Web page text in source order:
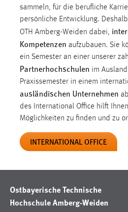
sammeln, für die berufliche
persönliche Entwicklung.
OTH Amberg-Weiden dabei,
Kompetenzen aufzubauen. Sie
ein Semester an einer unserer
Partnerhochschulen im
Praxissemester in einem
ausländischen Unternehmen
des International Office hilft
Möglichkeiten zu finden und zu
INTERNATIONAL OFFICE
Ostbayerische Technische
Hochschule Amberg-Weiden